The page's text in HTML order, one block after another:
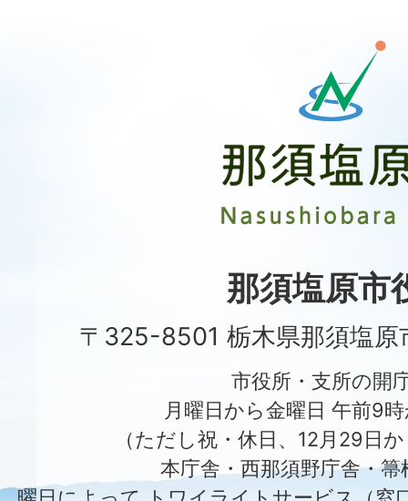
原
市
City
那須塩原市
〒325-8501 栃木県那須塩原
市役所・支所の開
月曜日から金曜日 午前9
（ただし祝・休日、12月29日
本庁舎・西那須野庁舎・